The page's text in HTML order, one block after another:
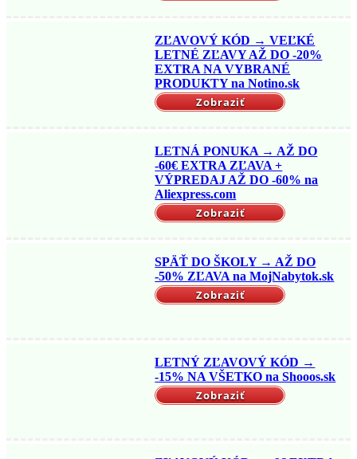
ZĽAVOVÝ KÓD → VEĽKÉ
LETNÉ ZĽAVY AŽ DO -20%
EXTRA NA VYBRANÉ
PRODUKTY na Notino.sk
Zobraziť
LETNÁ PONUKA → AŽ DO
-60€ EXTRA ZĽAVA +
VÝPREDAJ AŽ DO -60% na
Aliexpress.com
Zobraziť
SPÄŤ DO ŠKOLY → AŽ DO
-50% ZĽAVA na MojNabytok.sk
Zobraziť
LETNÝ ZĽAVOVÝ KÓD →
-15% NA VŠETKO na Shooos.sk
Zobraziť